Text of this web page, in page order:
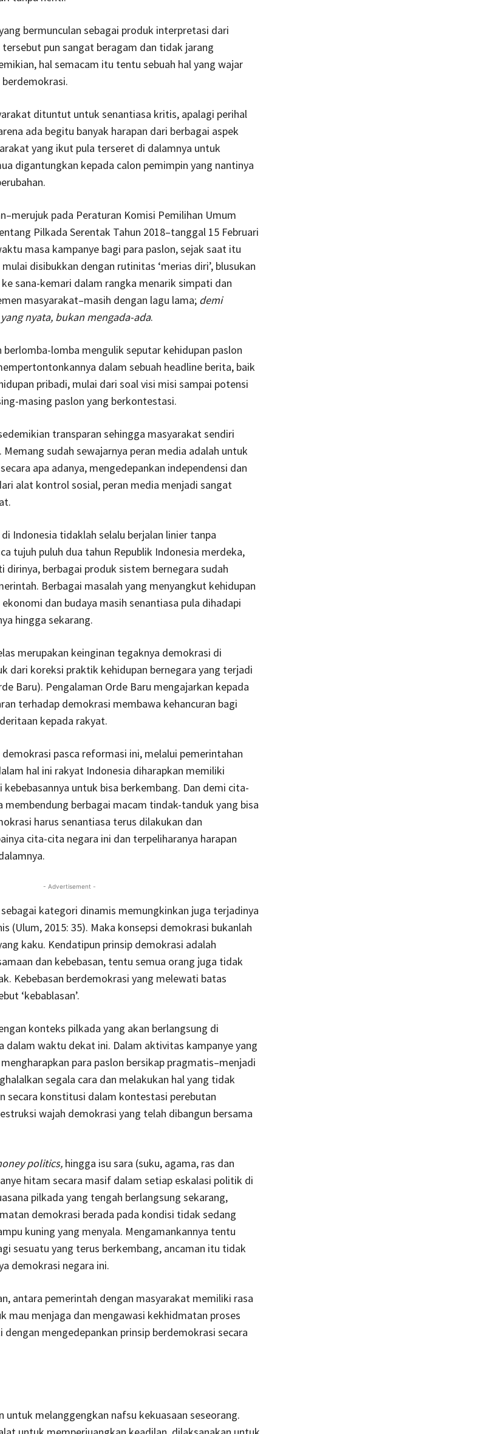
bermunculan sebagai produk interpretasi dari
pun sangat beragam dan tidak jarang
hal semacam itu tentu sebuah hal yang wajar
dituntut untuk senantiasa kritis, apalagi perihal
ada begitu banyak harapan dari berbagai aspek
yang ikut pula terseret di dalamnya untuk
digantungkan kepada calon pemimpin yang nantinya
pada Peraturan Komisi Pemilihan Umum
Pilkada Serentak Tahun 2018–tanggal 15 Februari
masa kampanye bagi para paslon, sejak saat itu
disibukkan dengan rutinitas ‘merias diri’, blusukan
ke sana-kemari dalam rangka menarik simpati dan
masyarakat–masih dengan lagu lama; demi
nyata, bukan mengada-ada.
berlomba-lomba mengulik seputar kehidupan paslon
dalam sebuah headline berita, baik
pribadi, mulai dari soal visi misi sampai potensi
masing paslon yang berkontestasi.
transparan sehingga masyarakat sendiri
sudah sewajarnya peran media adalah untuk
apa adanya, mengedepankan independensi dan
alat kontrol sosial, peran media menjadi sangat
Indonesia tidaklah selalu berjalan linier tanpa
tujuh puluh dua tahun Republik Indonesia merdeka,
dirinya, berbagai produk sistem bernegara sudah
Berbagai masalah yang menyangkut kehidupan
dan budaya masih senantiasa pula dihadapi
hingga sekarang.
merupakan keinginan tegaknya demokrasi di
dari koreksi praktik kehidupan bernegara yang terjadi
Baru). Pengalaman Orde Baru mengajarkan kepada
terhadap demokrasi membawa kehancuran bagi
kepada rakyat.
pasca reformasi ini, melalui pemerintahan
hal ini rakyat Indonesia diharapkan memiliki
untuk bisa berkembang. Dan demi cita-
membendung berbagai macam tindak-tanduk yang bisa
harus senantiasa terus dilakukan dan
cita-cita negara ini dan terpeliharanya harapan
- Advertisement -
kategori dinamis memungkinkan juga terjadinya
(Ulum, 2015: 35). Maka konsepsi demokrasi bukanlah
kaku. Kendatipun prinsip demokrasi adalah
dan kebebasan, tentu semua orang juga tidak
Kebebasan berdemokrasi yang melewati batas
‘kebablasan’.
konteks pilkada yang akan berlangsung di
dalam waktu dekat ini. Dalam aktivitas kampanye yang
para paslon bersikap pragmatis–menjadi
segala cara dan melakukan hal yang tidak
secara konstitusi dalam kontestasi perebutan
wajah demokrasi yang telah dibangun bersama
politics, hingga isu sara (suku, agama, ras dan
hitam secara masif dalam setiap eskalasi politik di
pilkada yang tengah berlangsung sekarang,
demokrasi berada pada kondisi tidak sedang
kuning yang menyala. Mengamankannya tentu
sesuatu yang terus berkembang, ancaman itu tidak
demokrasi negara ini.
antara pemerintah dengan masyarakat memiliki rasa
mau menjaga dan mengawasi kekhidmatan proses
mengedepankan prinsip berdemokrasi secara
untuk melanggengkan nafsu kekuasaan seseorang.